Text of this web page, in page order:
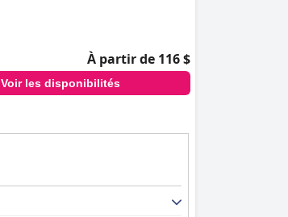
À partir de 116 $
Voir les disponibilités